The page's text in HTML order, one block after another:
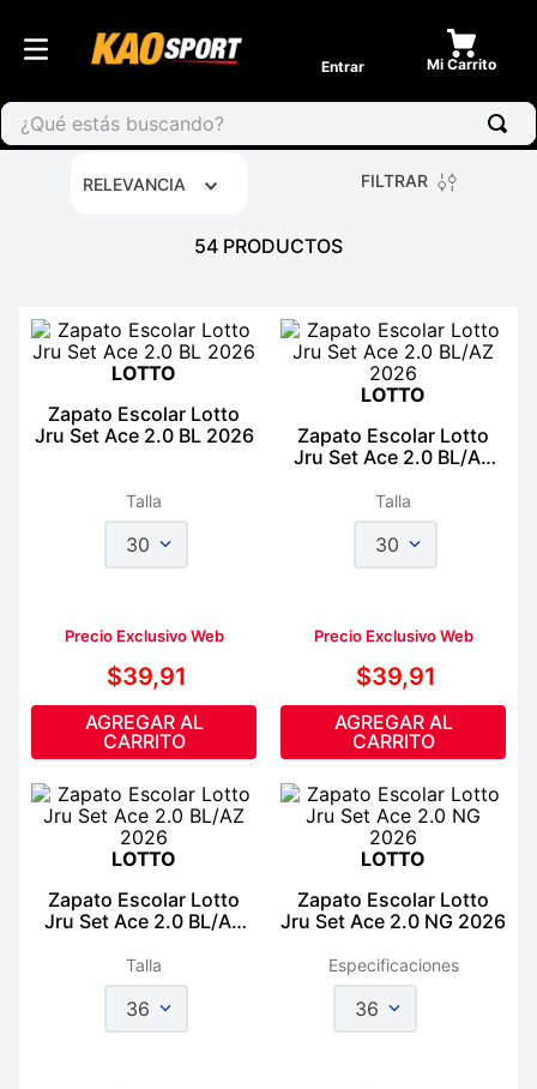
Entrar
¿Qué estás buscando?
RELEVANCIA FILTRAR
54 PRODUCTOS
LOTTO
Zapato Escolar Lotto
Jru Set Ace 2.0 BL 2026
Talla
30
Precio Exclusivo Web
$39,91
AGREGAR AL
CARRITO
LOTTO
Zapato Escolar Lotto
Jru Set Ace 2.0 BL/AZ
Talla
30
Precio Exclusivo Web
$39,91
AGREGAR AL
CARRITO
LOTTO
Zapato Escolar Lotto
Jru Set Ace 2.0 BL/AZ
Talla
36
LOTTO
Zapato Escolar Lotto
Jru Set Ace 2.0 NG 2026
Especificaciones
36